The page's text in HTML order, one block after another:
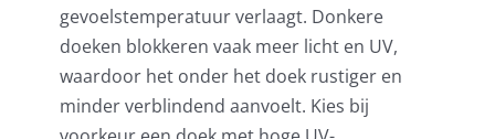
gevoelstemperatuur verlaagt. Donkere
doeken blokkeren vaak meer licht en UV,
waardoor het onder het doek rustiger en
minder verblindend aanvoelt. Kies bij